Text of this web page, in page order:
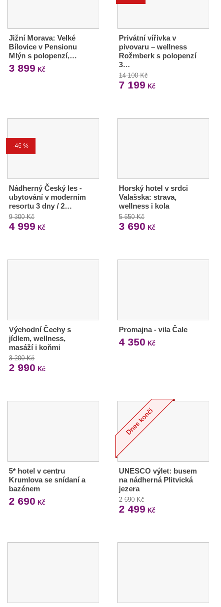
Jižní Morava: Velké
Bílovice v Pensionu
Mlýn s polopenzí,…
3 899 Kč
Privátní vířivka v
pivovaru – wellness
Rožmberk s polopenzí
3…
14 100 Kč
7 199 Kč
-46 %
Nádherný Český les -
ubytování v moderním
resortu 3 dny / 2…
9 300 Kč
4 999 Kč
Horský hotel v srdci
Valašska: strava,
wellness i kola
5 650 Kč
3 690 Kč
Východní Čechy s
jídlem, wellness,
masáží i koňmi
3 200 Kč
2 990 Kč
Promajna - vila Čale
4 350 Kč
5* hotel v centru
Krumlova se snídaní a
bazénem
2 690 Kč
UNESCO výlet: busem
na nádherná Plitvická
jezera
2 690 Kč
2 499 Kč